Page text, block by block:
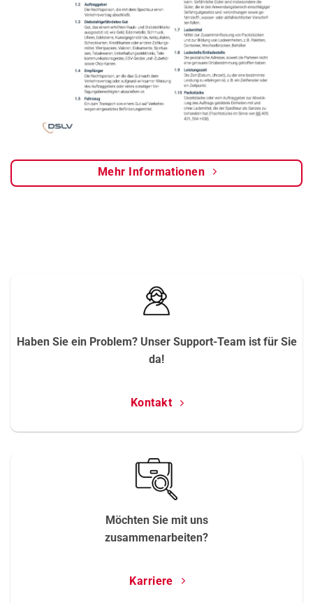
Mehr Informationen
Haben Sie ein Problem? Unser Support-Team ist für Sie
da!
Kontakt
Möchten Sie mit uns
zusammenarbeiten?
Karriere